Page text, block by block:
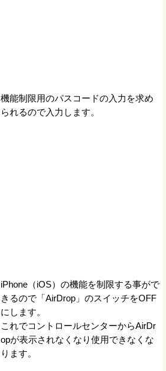
機能制限用のパスコードの入力を求め
られるので入力します。
iPhone（iOS）の機能を制限する事がで
きるので「AirDrop」のスイッチをOFF
にします。
これでコントロールセンターからAirDr
opが表示されなくなり使用できなくな
ります。